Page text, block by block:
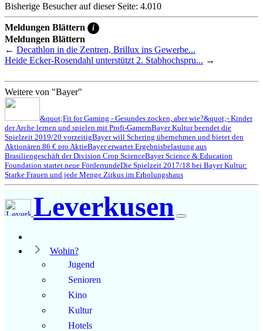
Bisherige Besucher auf dieser Seite: 4.010
Meldungen Blättern i
Meldungen Blättern
← Decathlon in die Zentren, Brillux ins Gewerbe...
Heide Ecker-Rosendahl unterstützt 2. Stabhochspru... →
Weitere von "Bayer"
&quot;Fit for Gaming - Gesundes zocken, aber wie?&quot;- Kinder
der Arche lernen und spielen mit Profi-GamernBayer Kultur beendet die
Spielzeit 2019/20 vorzeitigBayer will Schering übernehmen und bietet den
Aktionären 86 € pro AktieBayer erwartet Ergebnisbelastung aus
Brasiliengeschäft der Division Crop ScienceBayer Science & Education
Foundation startet neue FörderrundeDie Spielzeit 2017/18 bei Bayer Kultur:
Starke Frauen und jede Menge Zirkus im Erholungshaus
Leverkusen
Wohin?
Jugend
Senioren
Kino
Kultur
Hotels